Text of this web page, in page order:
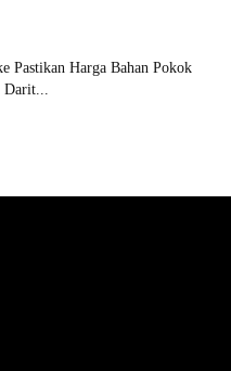
Pastikan Harga Bahan Pokok
Darit...